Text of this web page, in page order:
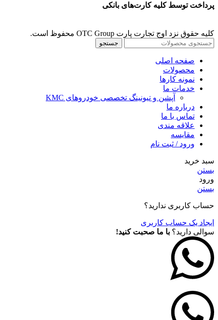
پرداخت توسط کلیه کارت‌های بانکی
کلیه حقوق نزد اوج تجارت پارت OTC Group محفوظ است.
جستجو
صفحه اصلی
محصولات
نمونه کارها
خدمات ما
آپشن و تیونینگ تخصصی خودروهای KMC
درباره ما
تماس با ما
علاقه مندی
مقايسه
ورود / ثبت نام
سبد خرید
بستن
ورود
بستن
حساب کاربری ندارید؟
ایجاد یک حساب کاربری
سوالی دارید؟ با ما صحبت کنید!